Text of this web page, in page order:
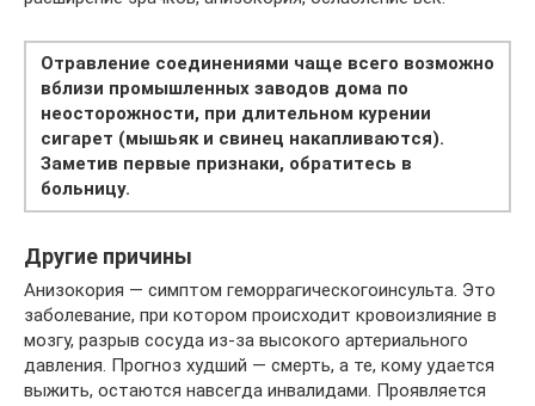
Отравление соединениями чаще всего возможно
вблизи промышленных заводов дома по
неосторожности, при длительном курении
сигарет (мышьяк и свинец накапливаются).
Заметив первые признаки, обратитесь в
больницу.
Другие причины
Анизокория — симптом геморрагическогоинсульта. Это
заболевание, при котором происходит кровоизлияние в
мозгу, разрыв сосуда из-за высокого артериального
давления. Прогноз худший — смерть, а те, кому удается
выжить, остаются навсегда инвалидами. Проявляется